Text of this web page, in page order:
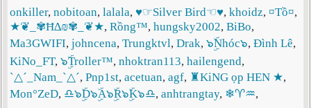
onkiller, nobitoan, lalala, ♥☞Silver Bird☜♥, khoidz, ¤Tồ¤,
★❦_✾Ħ∆₪✾_❦★, Rồng™, hungsky2002, BiBo,
Ma3GWIFI, johncena, Trungktvl, Drak, ๖ۣۜNhóc๖, Đình Lê,
KiNo_FT, ๖ۣۜTroller™, nhoktran113, hailengend,
ˋ△ˊ_Nam_ˋ△ˊ, Pnp1st, acetuan, agf, ♜KiNG ọp HEN ★,
Mon°ZeD, ♎๖ۣۜD๖ۣۜA๖ۣۜR๖ۣۜK๖♎, anhtrangtay, ❄♈♒,